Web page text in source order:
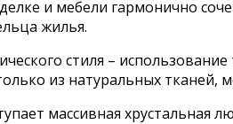
и мебели гармонично
жилья.
стиля –
из натуральных
массивная хрустальная